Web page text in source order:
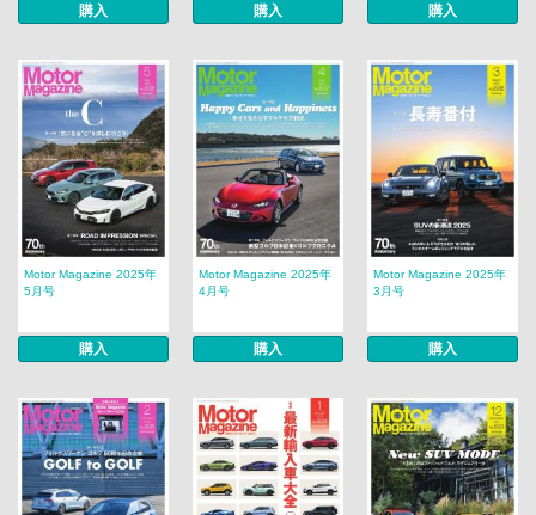
購入 購入 購入
Motor Magazine 2025年
5月号
購入
Motor Magazine 2025年
4月号
購入
Motor Magazine 2025年
3月号
購入